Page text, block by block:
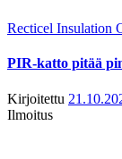
Recticel Insulation
PIR-katto pitää
Kirjoitettu
Ilmoitus